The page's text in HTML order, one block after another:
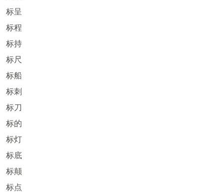
标呈
标程
标持
标尺
标船
标刺
标刀
标的
标灯
标底
标颠
标点